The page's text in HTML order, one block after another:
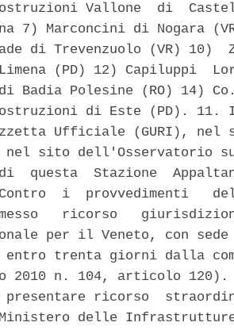
Vallone  di
7) Marconcini di Nogara
di Trevenzuolo (VR) 10)
(PD) 12) Capiluppi
Badia Polesine (RO) 14)
di Este (PD). 11.
Ufficiale (GURI),
nel sito dell'Osservatorio
questa  Stazione
i  provvedimenti
ricorso
per il Veneto, con
entro trenta giorni dalla
2010 n. 104, articolo
presentare ricorso
delle